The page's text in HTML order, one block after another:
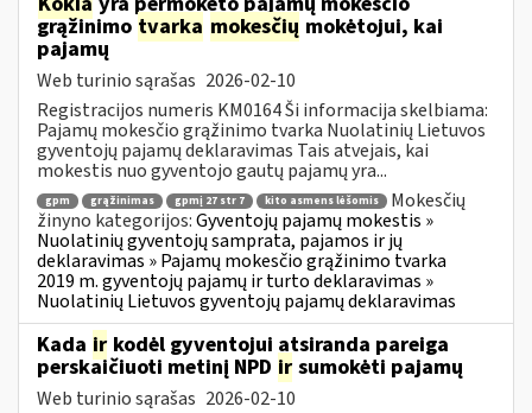
grąžinimo tvarka mokesčių mokėtojui, kai
pajamų
Web turinio sąrašas 2026-02-10
Registracijos numeris KM0164 Ši informacija skelbiama:
Pajamų mokesčio grąžinimo tvarka Nuolatinių Lietuvos
gyventojų pajamų deklaravimas Tais atvejais, kai
mokestis nuo gyventojo gautų pajamų yra...
gpm grąžinimas gpmį 27 str 7 kito asmens lėšomis
Mokesčių
žinyno kategorijos:Gyventojų pajamų mokestis »
Nuolatinių gyventojų samprata, pajamos ir jų
deklaravimas » Pajamų mokesčio grąžinimo tvarka
2019 m. gyventojų pajamų ir turto deklaravimas »
Nuolatinių Lietuvos gyventojų pajamų deklaravimas
Kada ir kodėl gyventojui atsiranda pareiga
perskaičiuoti metinį NPD ir sumokėti pajamų
Web turinio sąrašas 2026-02-10